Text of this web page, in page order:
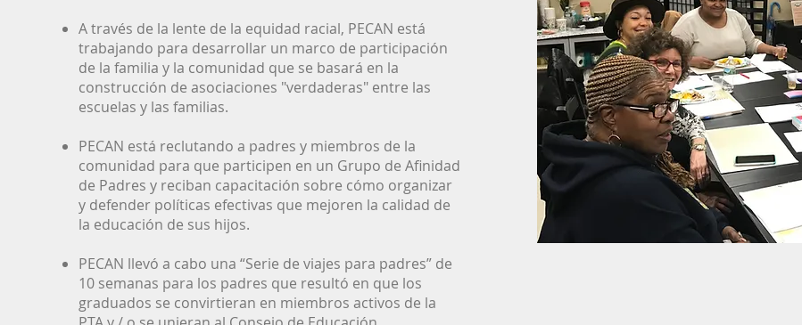
A través de la lente de la equidad racial, PECAN está
trabajando para desarrollar un marco de participación
de la familia y la comunidad que se basará en la
construcción de asociaciones "verdaderas" entre las
escuelas y las familias.
PECAN está reclutando a padres y miembros de la
comunidad para que participen en un Grupo de Afinidad
de Padres y reciban capacitación sobre cómo organizar
y defender políticas efectivas que mejoren la calidad de
la educación de sus hijos.
PECAN llevó a cabo una “Serie de viajes para padres” de
10 semanas para los padres que resultó en que los
graduados se convirtieran en miembros activos de la